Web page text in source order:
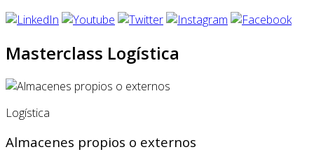
Masterclass Logística
Logística
Almacenes propios o externos